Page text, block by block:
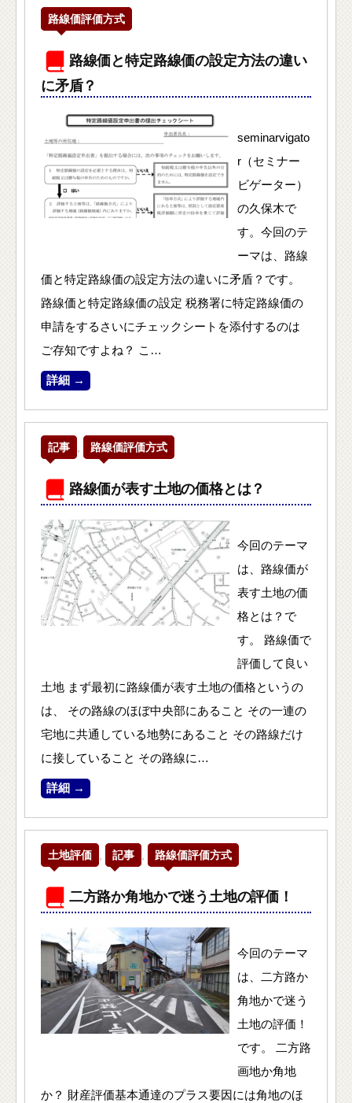
路線価評価方式
路線価と特定路線価の設定方法の違い
に矛盾？
seminarvigato
r（セミナー
ビゲーター）
の久保木で
す。今回のテ
ーマは、路線
価と特定路線価の設定方法の違いに矛盾？です。
路線価と特定路線価の設定 税務署に特定路線価の
申請をするさいにチェックシートを添付するのは
ご存知ですよね？ こ…
詳細 →
記事 路線価評価方式
路線価が表す土地の価格とは？
今回のテーマ
は、路線価が
表す土地の価
格とは？で
す。 路線価で
評価して良い
土地 まず最初に路線価が表す土地の価格というの
は、 その路線のほぼ中央部にあること その一連の
宅地に共通している地勢にあること その路線だけ
に接していること その路線に…
詳細 →
土地評価 記事 路線価評価方式
二方路か角地かで迷う土地の評価！
今回のテーマ
は、二方路か
角地かで迷う
土地の評価！
です。 二方路
画地か角地
か？ 財産評価基本通達のプラス要因には角地のほ